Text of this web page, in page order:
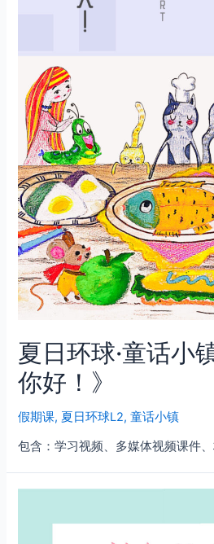
夏日环球·童话小
你好！》
假期课, 夏日环球L2,童话小镇
包含：学习视频、多媒体视频课件